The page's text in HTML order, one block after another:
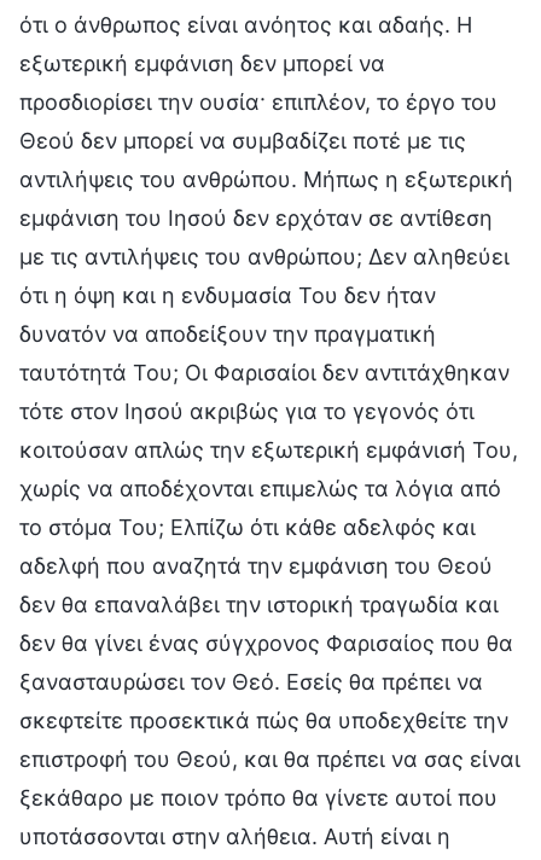
ότι ο άνθρωπος είναι ανόητος και αδαής. Η
εξωτερική εμφάνιση δεν μπορεί να
προσδιορίσει την ουσία· επιπλέον, το έργο του
Θεού δεν μπορεί να συμβαδίζει ποτέ με τις
αντιλήψεις του ανθρώπου. Μήπως η εξωτερική
εμφάνιση του Ιησού δεν ερχόταν σε αντίθεση
με τις αντιλήψεις του ανθρώπου; Δεν αληθεύει
ότι η όψη και η ενδυμασία Του δεν ήταν
δυνατόν να αποδείξουν την πραγματική
ταυτότητά Του; Οι Φαρισαίοι δεν αντιτάχθηκαν
τότε στον Ιησού ακριβώς για το γεγονός ότι
κοιτούσαν απλώς την εξωτερική εμφάνισή Του,
χωρίς να αποδέχονται επιμελώς τα λόγια από
το στόμα Του; Ελπίζω ότι κάθε αδελφός και
αδελφή που αναζητά την εμφάνιση του Θεού
δεν θα επαναλάβει την ιστορική τραγωδία και
δεν θα γίνει ένας σύγχρονος Φαρισαίος που θα
ξανασταυρώσει τον Θεό. Εσείς θα πρέπει να
σκεφτείτε προσεκτικά πώς θα υποδεχθείτε την
επιστροφή του Θεού, και θα πρέπει να σας είναι
ξεκάθαρο με ποιον τρόπο θα γίνετε αυτοί που
υποτάσσονται στην αλήθεια. Αυτή είναι η